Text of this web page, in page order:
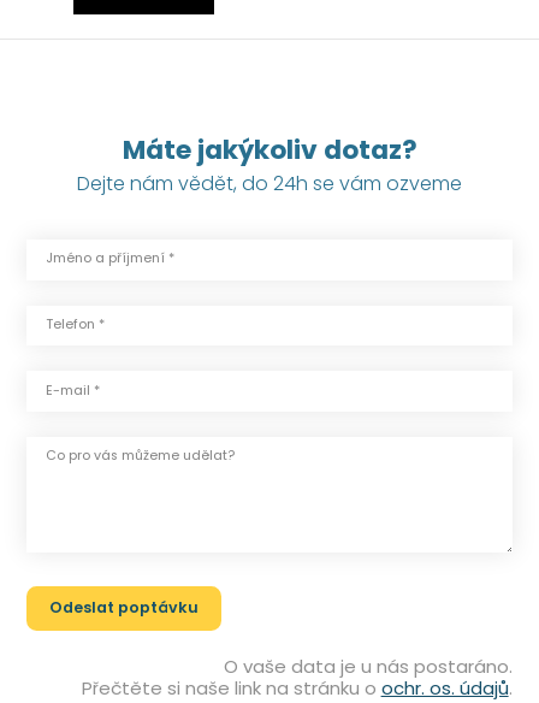
Máte jakýkoliv dotaz?
Dejte nám vědět, do 24h se vám ozveme
Jméno a příjmení *
Telefon *
E-mail *
Co pro vás můžeme udělat?
O vaše data je u nás postaráno.
Přečtěte si naše link na stránku o ochr. os. údajů.